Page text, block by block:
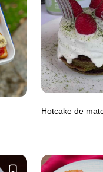
Hotcake de